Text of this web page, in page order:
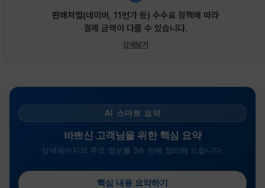
판매처별(네이버, 11번가 등) 수수료 정책에 따라
결제 금액이 다를 수 있습니다.
상세보기
AI 스마트 요약
바쁘신 고객님을 위한 핵심 요약
상세페이지의 주요 정보를 3초 만에 정리해 드립니다.
핵심 내용 요약하기